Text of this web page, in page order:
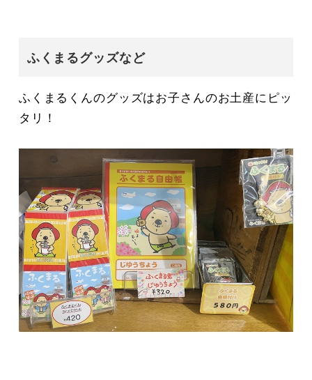
ふくまるグッズなど
ふくまるくんのグッズはお子さんのお土産にピッ
タリ！